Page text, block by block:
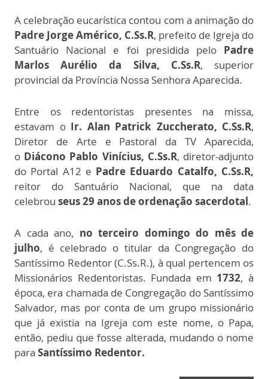
A celebração eucarística contou com a animação do
Padre Jorge Américo, C.Ss.R, prefeito de Igreja do
Santuário Nacional e foi presidida pelo Padre
Marlos Aurélio da Silva, C.Ss.R, superior
provincial da Província Nossa Senhora Aparecida.
Entre os redentoristas presentes na missa,
estavam o Ir. Alan Patrick Zuccherato, C.Ss.R,
Diretor de Arte e Pastoral da TV Aparecida,
o Diácono Pablo Vinícius, C.Ss.R, diretor-adjunto
do Portal A12 e Padre Eduardo Catalfo, C.Ss.R,
reitor do Santuário Nacional, que na data
celebrou seus 29 anos de ordenação sacerdotal.
A cada ano, no terceiro domingo do mês de
julho, é celebrado o titular da Congregação do
Santíssimo Redentor (C.Ss.R.), à qual pertencem os
Missionários Redentoristas. Fundada em 1732, à
época, era chamada de Congregação do Santíssimo
Salvador, mas por conta de um grupo missionário
que já existia na Igreja com este nome, o Papa,
então, pediu que fosse alterada, mudando o nome
para Santíssimo Redentor.